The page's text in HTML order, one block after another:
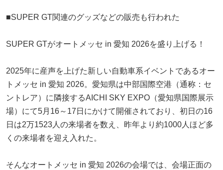
■SUPER GT関連のグッズなどの販売も行われた
SUPER GTがオートメッセ in 愛知 2026を盛り上げる！
2025年に産声を上げた新しい自動車系イベントであるオー
トメッセ in 愛知 2026。愛知県は中部国際空港（通称：セ
ントレア）に隣接するAICHI SKY EXPO（愛知県国際展示
場）にて5月16～17日にかけて開催されており、初日の16
日は2万1523人の来場者を数え、昨年より約1000人ほど多
くの来場者を迎え入れた。
そんなオートメッセ in 愛知 2026の会場では、会場正面の